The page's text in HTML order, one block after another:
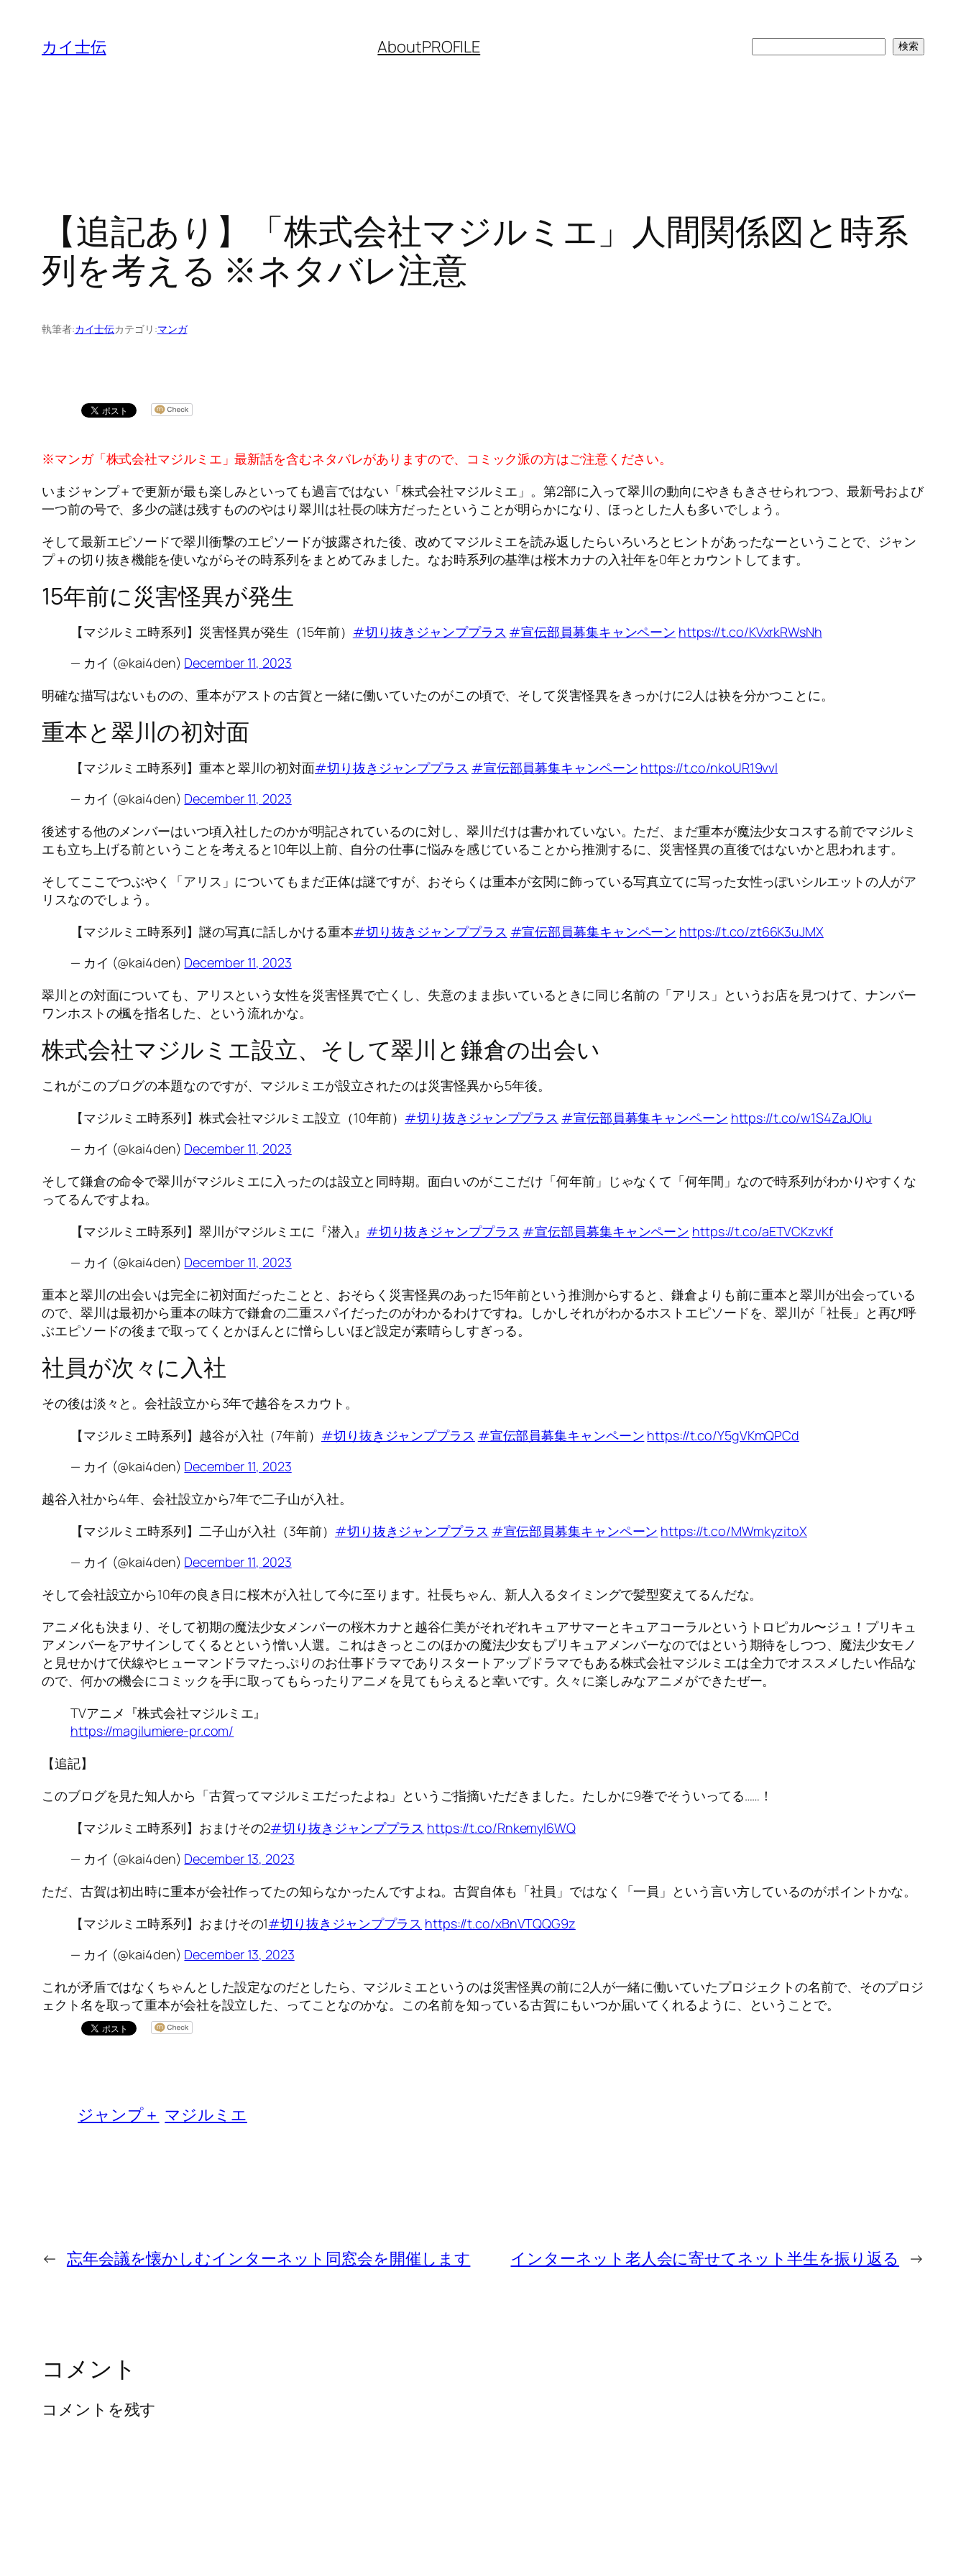
カイ士伝 AboutPROFILE 検索
【追記あり】「株式会社マジルミエ」人間関係図と時系
列を考える ※ネタバレ注意
執筆者:カイ士伝カテゴリ:マンガ
※マンガ「株式会社マジルミエ」最新話を含むネタバレがありますので、コミック派の方はご注意ください。
いまジャンプ＋で更新が最も楽しみといっても過言ではない「株式会社マジルミエ」。第2部に入って翠川の動向にやきもきさせられつつ、最新号および
一つ前の号で、多少の謎は残すもののやはり翠川は社長の味方だったということが明らかになり、ほっとした人も多いでしょう。
そして最新エピソードで翠川衝撃のエピソードが披露された後、改めてマジルミエを読み返したらいろいろとヒントがあったなーということで、ジャン
プ＋の切り抜き機能を使いながらその時系列をまとめてみました。なお時系列の基準は桜木カナの入社年を0年とカウントしてます。
15年前に災害怪異が発生
【マジルミエ時系列】災害怪異が発生（15年前） #切り抜きジャンププラス #宣伝部員募集キャンペーン https://t.co/KVxrkRWsNh
— カイ (@kai4den) December 11, 2023
明確な描写はないものの、重本がアストの古賀と一緒に働いていたのがこの頃で、そして災害怪異をきっかけに2人は袂を分かつことに。
重本と翠川の初対面
【マジルミエ時系列】重本と翠川の初対面#切り抜きジャンププラス #宣伝部員募集キャンペーン https://t.co/nkoUR19vvl
— カイ (@kai4den) December 11, 2023
後述する他のメンバーはいつ頃入社したのかが明記されているのに対し、翠川だけは書かれていない。ただ、まだ重本が魔法少女コスする前でマジルミ
エも立ち上げる前ということを考えると10年以上前、自分の仕事に悩みを感じていることから推測するに、災害怪異の直後ではないかと思われます。
そしてここでつぶやく「アリス」についてもまだ正体は謎ですが、おそらくは重本が玄関に飾っている写真立てに写った女性っぽいシルエットの人がア
リスなのでしょう。
【マジルミエ時系列】謎の写真に話しかける重本#切り抜きジャンププラス #宣伝部員募集キャンペーン https://t.co/zt66K3uJMX
— カイ (@kai4den) December 11, 2023
翠川との対面についても、アリスという女性を災害怪異で亡くし、失意のまま歩いているときに同じ名前の「アリス」というお店を見つけて、ナンバー
ワンホストの楓を指名した、という流れかな。
株式会社マジルミエ設立、そして翠川と鎌倉の出会い
これがこのブログの本題なのですが、マジルミエが設立されたのは災害怪異から5年後。
【マジルミエ時系列】株式会社マジルミエ設立（10年前） #切り抜きジャンププラス #宣伝部員募集キャンペーン https://t.co/w1S4ZaJOIu
— カイ (@kai4den) December 11, 2023
そして鎌倉の命令で翠川がマジルミエに入ったのは設立と同時期。面白いのがここだけ「何年前」じゃなくて「何年間」なので時系列がわかりやすくな
ってるんですよね。
【マジルミエ時系列】翠川がマジルミエに『潜入』 #切り抜きジャンププラス #宣伝部員募集キャンペーン https://t.co/aETVCKzvKf
— カイ (@kai4den) December 11, 2023
重本と翠川の出会いは完全に初対面だったことと、おそらく災害怪異のあった15年前という推測からすると、鎌倉よりも前に重本と翠川が出会っている
ので、翠川は最初から重本の味方で鎌倉の二重スパイだったのがわかるわけですね。しかしそれがわかるホストエピソードを、翠川が「社長」と再び呼
ぶエピソードの後まで取ってくとかほんとに憎らしいほど設定が素晴らしすぎっる。
社員が次々に入社
その後は淡々と。会社設立から3年で越谷をスカウト。
【マジルミエ時系列】越谷が入社（7年前） #切り抜きジャンププラス #宣伝部員募集キャンペーン https://t.co/Y5gVKmQPCd
— カイ (@kai4den) December 11, 2023
越谷入社から4年、会社設立から7年で二子山が入社。
【マジルミエ時系列】二子山が入社（3年前） #切り抜きジャンププラス #宣伝部員募集キャンペーン https://t.co/MWmkyzitoX
— カイ (@kai4den) December 11, 2023
そして会社設立から10年の良き日に桜木が入社して今に至ります。社長ちゃん、新人入るタイミングで髪型変えてるんだな。
アニメ化も決まり、そして初期の魔法少女メンバーの桜木カナと越谷仁美がそれぞれキュアサマーとキュアコーラルというトロピカル〜ジュ！プリキュ
アメンバーをアサインしてくるとという憎い人選。これはきっとこのほかの魔法少女もプリキュアメンバーなのではという期待をしつつ、魔法少女モノ
と見せかけて伏線やヒューマンドラマたっぷりのお仕事ドラマでありスタートアップドラマでもある株式会社マジルミエは全力でオススメしたい作品な
ので、何かの機会にコミックを手に取ってもらったりアニメを見てもらえると幸いです。久々に楽しみなアニメができたぜー。
TVアニメ『株式会社マジルミエ』
https://magilumiere-pr.com/
【追記】
このブログを見た知人から「古賀ってマジルミエだったよね」というご指摘いただきました。たしかに9巻でそういってる……！
【マジルミエ時系列】おまけその2#切り抜きジャンププラス https://t.co/RnkemyI6WQ
— カイ (@kai4den) December 13, 2023
ただ、古賀は初出時に重本が会社作ってたの知らなかったんですよね。古賀自体も「社員」ではなく「一員」という言い方しているのがポイントかな。
【マジルミエ時系列】おまけその1#切り抜きジャンププラス https://t.co/xBnVTQQG9z
— カイ (@kai4den) December 13, 2023
これが矛盾ではなくちゃんとした設定なのだとしたら、マジルミエというのは災害怪異の前に2人が一緒に働いていたプロジェクトの名前で、そのプロジ
ェクト名を取って重本が会社を設立した、ってことなのかな。この名前を知っている古賀にもいつか届いてくれるように、ということで。
ジャンプ＋ マジルミエ
← 忘年会議を懐かしむインターネット同窓会を開催します インターネット老人会に寄せてネット半生を振り返る →
コメント
コメントを残す